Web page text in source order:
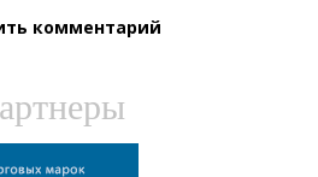
комментарий